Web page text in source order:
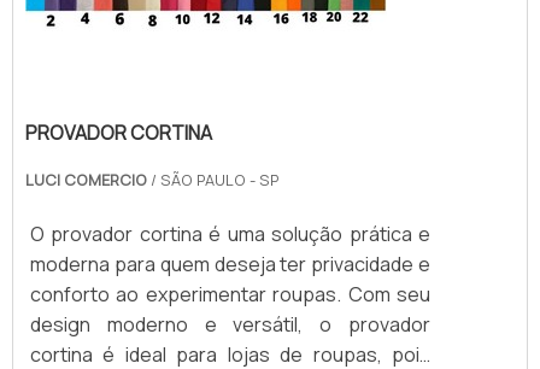
PROVADOR CORTINA
LUCI COMERCIO / SÃO PAULO - SP
O provador cortina é uma solução prática e
moderna para quem deseja ter privacidade e
conforto ao experimentar roupas. Com seu
design moderno e versátil, o provador
cortina é ideal para lojas de roupas, pois